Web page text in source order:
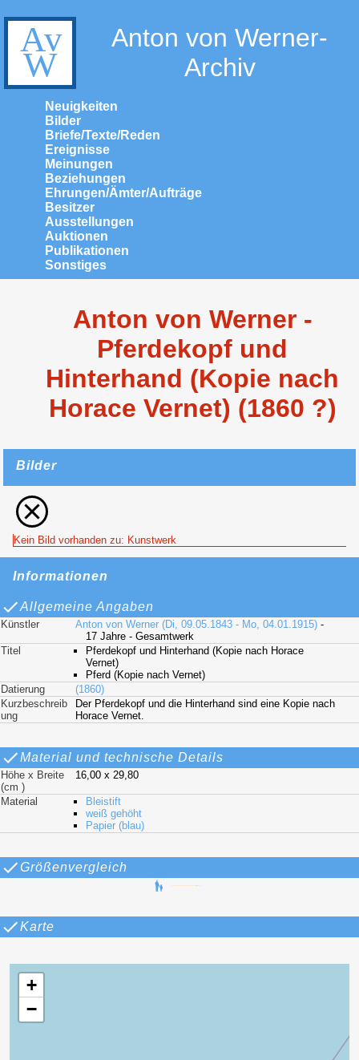
Anton von Werner-
Archiv
Neuigkeiten
Bilder
Briefe/Texte/Reden
Ereignisse
Meinungen
Beziehungen
Ehrungen/Ämter/Aufträge
Besitzer
Ausstellungen
Auktionen
Publikationen
Sonstiges
Anton von Werner -
Pferdekopf und
Hinterhand (Kopie nach
Horace Vernet) (1860 ?)
Bilder
Kein Bild vorhanden zu: Kunstwerk
Informationen
Allgemeine Angaben
Künstler Anton von Werner (Di, 09.05.1843 - Mo, 04.01.1915) -
17 Jahre - Gesamtwerk
Titel
Pferdekopf und Hinterhand (Kopie nach Horace
Vernet)
Pferd (Kopie nach Vernet)
Datierung
(1860)
Kurzbeschreib
ung
Der Pferdekopf und die Hinterhand sind eine Kopie nach
Horace Vernet.
Material und technische Details
Höhe x Breite
(cm )
16,00 x 29,80
Material
Bleistift
weiß gehöht
Papier (blau)
Größenvergleich
Karte
+
−